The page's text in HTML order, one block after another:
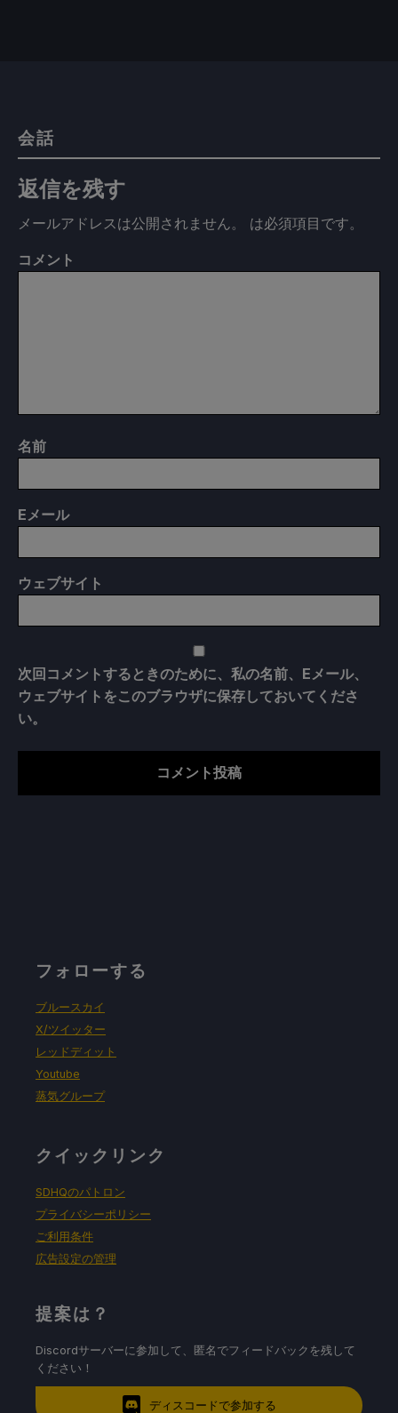
会話
返信を残す
メールアドレスは公開されません。 は必須項目です。
コメント
名前
Eメール
ウェブサイト
次回コメントするときのために、私の名前、Eメール、
ウェブサイトをこのブラウザに保存しておいてくださ
い。
フォローする
ブルースカイ
X/ツイッター
レッドディット
Youtube
蒸気グループ
クイックリンク
SDHQのパトロン
プライバシーポリシー
ご利用条件
広告設定の管理
提案は？
Discordサーバーに参加して、匿名でフィードバックを残して
ください！
ディスコードで参加する